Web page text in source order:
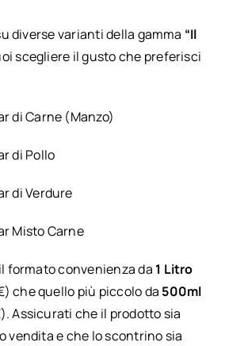
diverse varianti della gamma “Il
scegliere il gusto che preferisci
di Carne (Manzo)
di Pollo
di Verdure
Misto Carne
formato convenienza da 1 Litro
che quello più piccolo da 500ml
Assicurati che il prodotto sia
vendita e che lo scontrino sia